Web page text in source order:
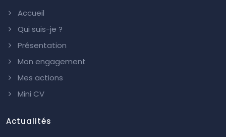
Accueil
Qui suis-je ?
Présentation
Mon engagement
Mes actions
Mini CV
Actualités